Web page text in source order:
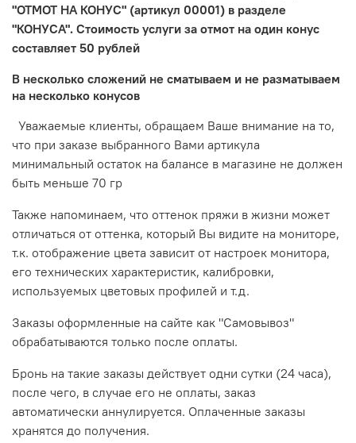
"ОТМОТ НА КОНУС" (артикул 00001) в разделе
"КОНУСА". Стоимость услуги за отмот на один конус
составляет 50 рублей
В несколько сложений не сматываем и не разматываем
на несколько конусов
Уважаемые клиенты, обращаем Ваше внимание на то,
что при заказе выбранного Вами артикула
минимальный остаток на балансе в магазине не должен
быть меньше 70 гр
Также напоминаем, что оттенок пряжи в жизни может
отличаться от оттенка, который Вы видите на мониторе,
т.к. отображение цвета зависит от настроек монитора,
его технических характеристик, калибровки,
используемых цветовых профилей и т.д.
Заказы оформленные на сайте как "Самовывоз"
обрабатываются только после оплаты.
Бронь на такие заказы действует одни сутки (24 часа),
после чего, в случае его не оплаты, заказ
автоматически аннулируется. Оплаченные заказы
хранятся до получения.